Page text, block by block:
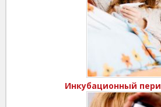
Инкубационный